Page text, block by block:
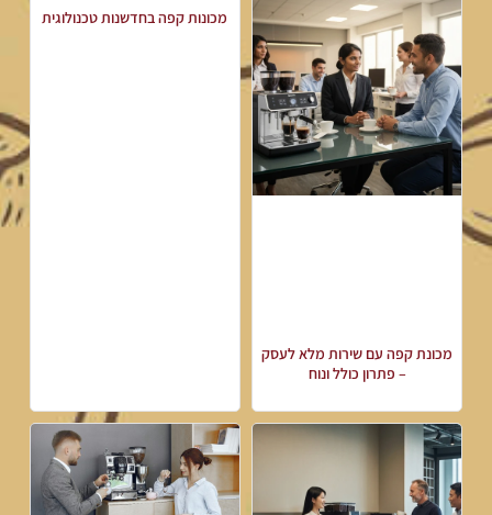
מכונת קפה עם שירות מלא לעסק
– פתרון כולל ונוח
מכונות קפה בחדשנות טכנולוגית